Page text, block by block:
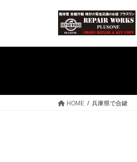
HOME 兵庫県で合鍵